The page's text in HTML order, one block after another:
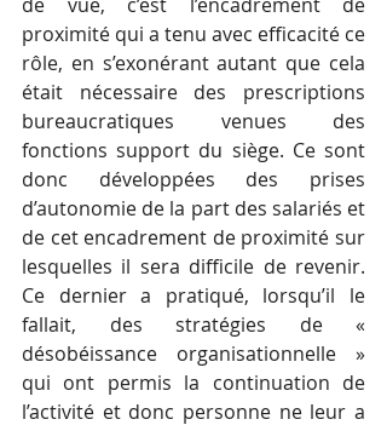
proximité qui a tenu avec efficacité ce
rôle, en s’exonérant autant que cela
était nécessaire des prescriptions
bureaucratiques venues des
fonctions support du siège. Ce sont
donc développées des prises
d’autonomie de la part des salariés et
de cet encadrement de proximité sur
lesquelles il sera difficile de revenir.
Ce dernier a pratiqué, lorsqu’il le
fallait, des stratégies de «
désobéissance organisationnelle »
qui ont permis la continuation de
l’activité et donc personne ne leur a